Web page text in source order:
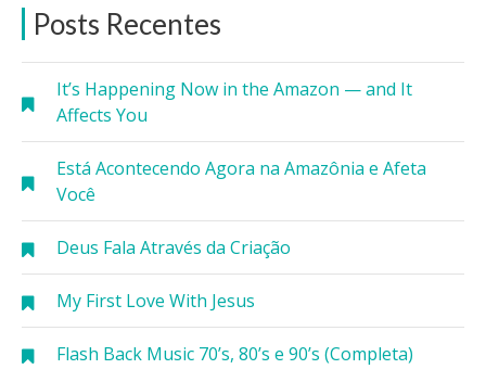
Posts Recentes
It’s Happening Now in the Amazon — and It
Affects You
Está Acontecendo Agora na Amazônia e Afeta
Você
Deus Fala Através da Criação
My First Love With Jesus
Flash Back Music 70’s, 80’s e 90’s (Completa)